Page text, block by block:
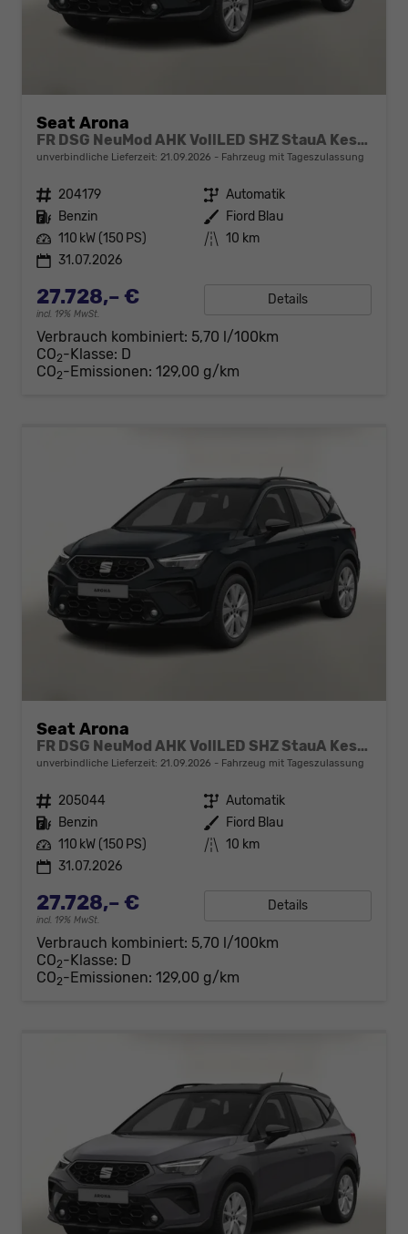
Seat Arona
FR DSG NeuMod AHK VollLED SHZ StauA Kessy
unverbindliche Lieferzeit: 21.09.2026 Fahrzeug mit Tageszulassung
Fahrzeugnr. 204179 Getriebe Automatik
Kraftstoff Benzin Außenfarbe Fiord Blau
Leistung 110 kW (150 PS) Kilometerstand 10 km
31.07.2026
27.728,– €
incl. 19% MwSt.
Details
Verbrauch kombiniert: 5,70 l/100km
CO2-Klasse: D
CO2-Emissionen: 129,00 g/km
Seat Arona
FR DSG NeuMod AHK VollLED SHZ StauA Kessy
unverbindliche Lieferzeit: 21.09.2026 Fahrzeug mit Tageszulassung
Fahrzeugnr. 205044 Getriebe Automatik
Kraftstoff Benzin Außenfarbe Fiord Blau
Leistung 110 kW (150 PS) Kilometerstand 10 km
31.07.2026
27.728,– €
incl. 19% MwSt.
Details
Verbrauch kombiniert: 5,70 l/100km
CO2-Klasse: D
CO2-Emissionen: 129,00 g/km